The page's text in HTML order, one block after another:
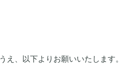
え、以下よりお願いいたします。